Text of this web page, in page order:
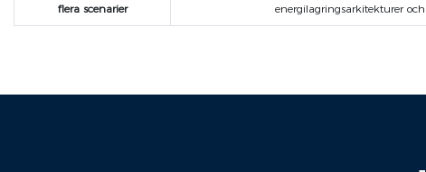
flera scenarier
energilagringsarkitekturer